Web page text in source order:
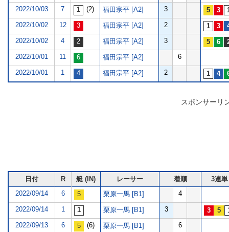
2022/10/03 7 (2) 福田宗平 [A2] 3
2022/10/02 12 福田宗平 [A2] 2
2022/10/02 4 福田宗平 [A2] 3
2022/10/01 11 福田宗平 [A2] 6
2022/10/01 1 福田宗平 [A2] 2
スポンサーリ
日付 R 艇 (IN) レーサー 着順
3連単
2022/09/14
6 栗原一馬 [B1] 4
2022/09/14 1 栗原一馬 [B1] 3
2022/09/13 6 (6) 栗原一馬 [B1] 6